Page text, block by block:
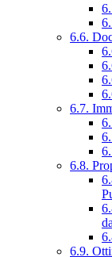
6.6.
6.7.
6.8.
6.9.